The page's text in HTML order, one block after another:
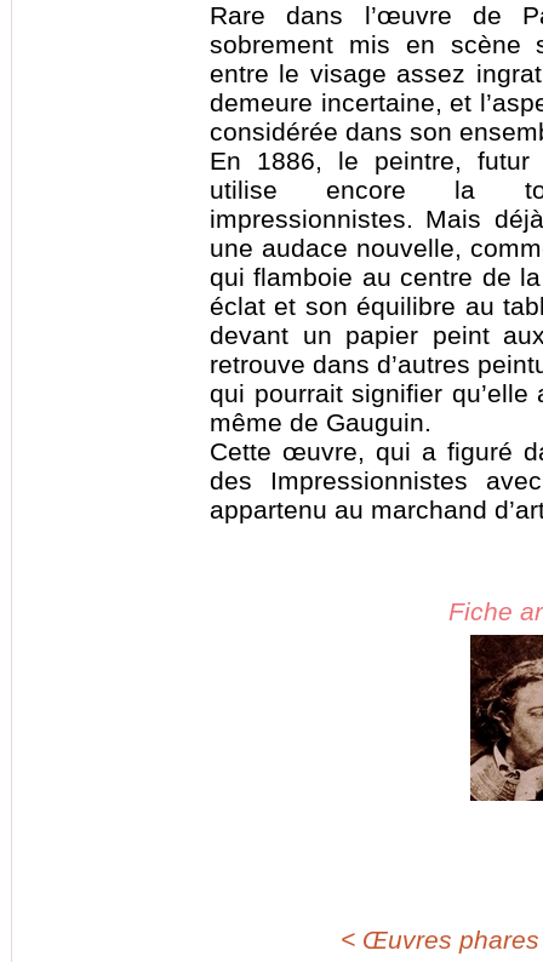
Rare dans l’œuvre de
sobrement mis en scène
entre le visage assez
demeure incertaine, et
considérée dans son
En 1886, le peintre,
utilise encore la
impressionnistes. Mais
une audace nouvelle,
qui flamboie au centre de
éclat et son équilibre au
devant un papier peint
retrouve dans d’autres
qui pourrait signifier qu’elle
même de Gauguin.
Cette œuvre, qui a figuré
des Impressionnistes
appartenu au marchand
Fiche
< Œuvres